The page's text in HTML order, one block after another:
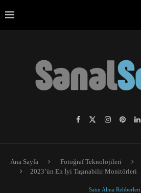
Ana Sayfa Fotoğraf Teknolojileri
2023’ün En İyi Taşınabilir Monitörleri
Satın Alma Rehberleri